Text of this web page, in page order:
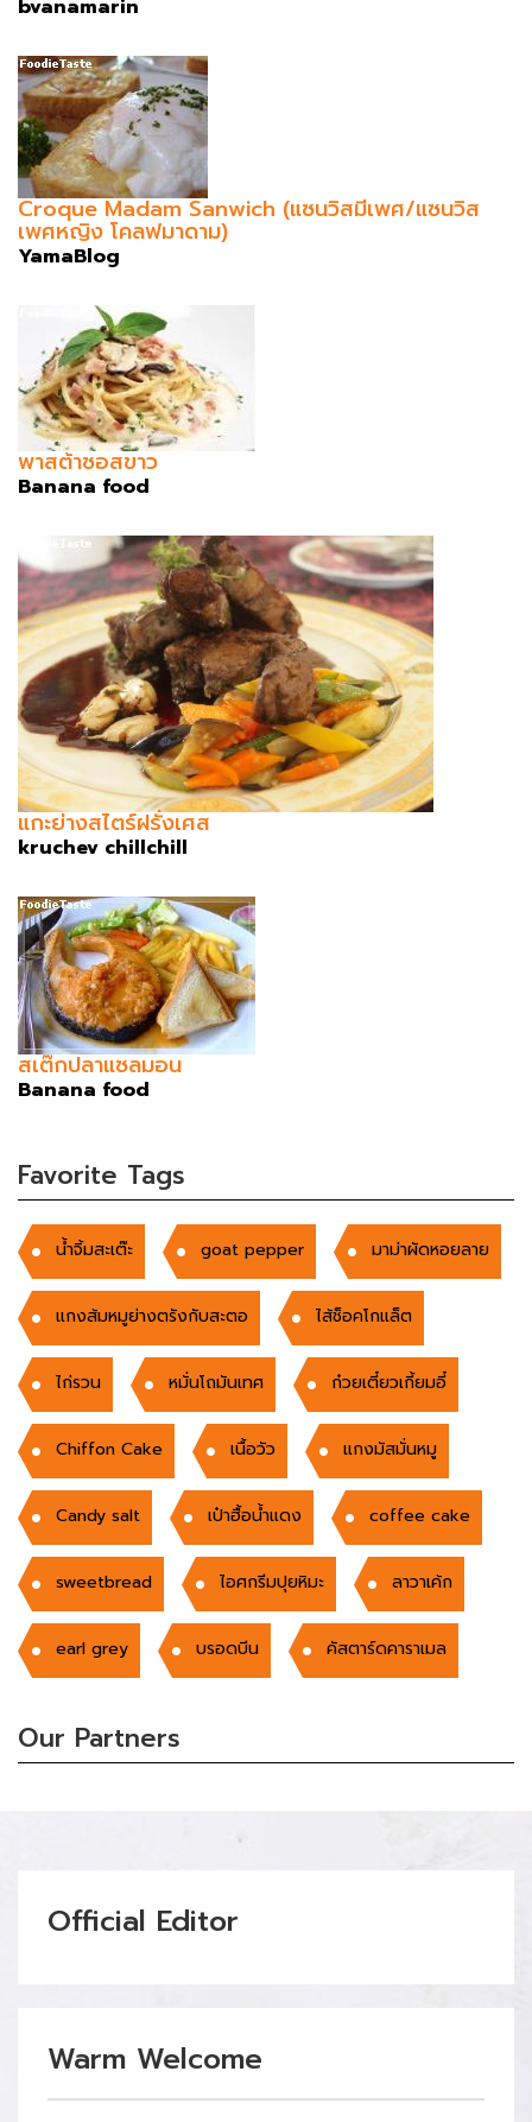
bvanamarin
Croque Madam Sanwich (แซนวิสมีเพศ/แซนวิส
เพศหญิง โคลฟมาดาม)
YamaBlog
พาสต้าซอสขาว
Banana food
แกะย่างสไตร์ฝรั่งเศส
kruchev chillchill
สเต๊กปลาแซลมอน
Banana food
Favorite Tags
น้ำจิ้มสะเต๊ะ goat pepper มาม่าผัดหอยลาย
แกงส้มหมูย่างตรังกับสะตอ ไส้ช็อคโกแล็ต
ไก่รวน หมั่นโถมันเทศ ก๋วยเตี๋ยวเกี้ยมอี๋
Chiffon Cake เนื้อวัว แกงมัสมั่นหมู
Candy salt เป๋าฮื้อน้ำแดง coffee cake
sweetbread ไอศกรีมปุยหิมะ ลาวาเค้ก
earl grey บรอดบีน คัสตาร์ดคาราเมล
Our Partners
Official Editor
Warm Welcome